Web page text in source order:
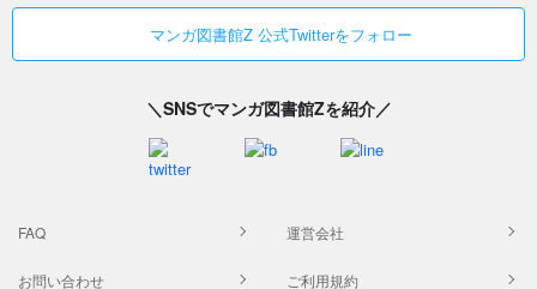
マンガ図書館Z 公式Twitterをフォロー
＼SNSでマンガ図書館Zを紹介／
FAQ 運営会社
お問い合わせ ご利用規約